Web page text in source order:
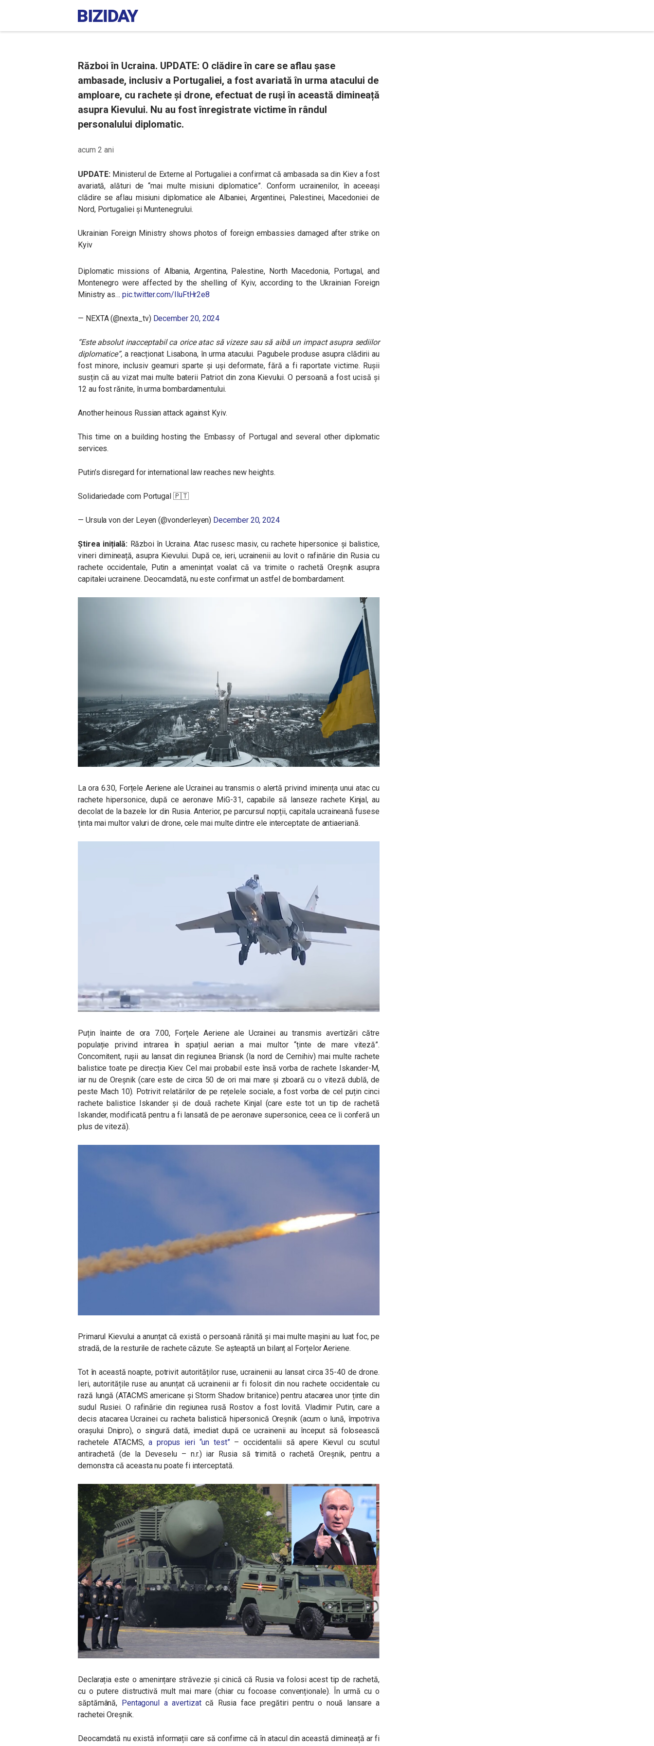
Război în Ucraina. UPDATE: O clădire în care se aflau șase
ambasade, inclusiv a Portugaliei, a fost avariată în urma atacului de
amploare, cu rachete și drone, efectuat de ruși în această dimineață
asupra Kievului. Nu au fost înregistrate victime în rândul
personalului diplomatic.
acum 2 ani
UPDATE: Ministerul de Externe al Portugaliei a confirmat că ambasada sa din Kiev a fost
avariată, alături de “mai multe misiuni diplomatice”. Conform ucrainenilor, în aceeași
clădire se aflau misiuni diplomatice ale Albaniei, Argentinei, Palestinei, Macedoniei de
Nord, Portugaliei și Muntenegrului.
Ukrainian Foreign Ministry shows photos of foreign embassies damaged after strike on
Kyiv
Diplomatic missions of Albania, Argentina, Palestine, North Macedonia, Portugal, and
Montenegro were affected by the shelling of Kyiv, according to the Ukrainian Foreign
Ministry as…pic.twitter.com/IluFtHr2e8
— NEXTA (@nexta_tv) December 20, 2024
“Este absolut inacceptabil ca orice atac să vizeze sau să aibă un impact asupra sediilor
diplomatice”, a reacționat Lisabona, în urma atacului. Pagubele produse asupra clădirii au
fost minore, inclusiv geamuri sparte și uși deformate, fără a fi raportate victime. Rușii
susțin că au vizat mai multe baterii Patriot din zona Kievului. O persoană a fost ucisă și
12 au fost rănite, în urma bombardamentului.
Another heinous Russian attack against Kyiv.
This time on a building hosting the Embassy of Portugal and several other diplomatic
services.
Putin’s disregard for international law reaches new heights.
Solidariedade com Portugal 🇵🇹
— Ursula von der Leyen (@vonderleyen) December 20, 2024
Știrea inițială: Război în Ucraina. Atac rusesc masiv, cu rachete hipersonice și balistice,
vineri dimineață, asupra Kievului. După ce, ieri, ucrainenii au lovit o rafinărie din Rusia cu
rachete occidentale, Putin a amenințat voalat că va trimite o rachetă Oreșnik asupra
capitalei ucrainene. Deocamdată, nu este confirmat un astfel de bombardament.
La ora 6.30, Forțele Aeriene ale Ucrainei au transmis o alertă privind iminența unui atac cu
rachete hipersonice, după ce aeronave MiG-31, capabile să lanseze rachete Kinjal, au
decolat de la bazele lor din Rusia. Anterior, pe parcursul nopții, capitala ucraineană fusese
ținta mai multor valuri de drone, cele mai multe dintre ele interceptate de antiaeriană.
Puțin înainte de ora 7.00, Forțele Aeriene ale Ucrainei au transmis avertizări către
populație privind intrarea în spațiul aerian a mai multor “ținte de mare viteză”.
Concomitent, rușii au lansat din regiunea Briansk (la nord de Cernihiv) mai multe rachete
balistice toate pe direcția Kiev. Cel mai probabil este însă vorba de rachete Iskander-M,
iar nu de Oreșnik (care este de circa 50 de ori mai mare și zboară cu o viteză dublă, de
peste Mach 10). Potrivit relatărilor de pe rețelele sociale, a fost vorba de cel puțin cinci
rachete balistice Iskander și de două rachete Kinjal (care este tot un tip de rachetă
Iskander, modificată pentru a fi lansată de pe aeronave supersonice, ceea ce îi conferă un
plus de viteză).
Primarul Kievului a anunțat că există o persoană rănită și mai multe mașini au luat foc, pe
stradă, de la resturile de rachete căzute. Se așteaptă un bilanț al Forțelor Aeriene.
Tot în această noapte, potrivit autorităților ruse, ucrainenii au lansat circa 35-40 de drone.
Ieri, autoritățile ruse au anunțat că ucrainenii ar fi folosit din nou rachete occidentale cu
rază lungă (ATACMS americane și Storm Shadow britanice) pentru atacarea unor ținte din
sudul Rusiei. O rafinărie din regiunea rusă Rostov a fost lovită. Vladimir Putin, care a
decis atacarea Ucrainei cu racheta balistică hipersonică Oreșnik (acum o lună, împotriva
orașului Dnipro), o singură dată, imediat după ce ucrainenii au început să folosească
rachetele ATACMS,a propus ieri “un test”– occidentalii să apere Kievul cu scutul
antirachetă (de la Deveselu – n.r.) iar Rusia să trimită o rachetă Oreșnik, pentru a
demonstra că aceasta nu poate fi interceptată.
Declarația este o amenințare străvezie și cinică că Rusia va folosi acest tip de rachetă,
cu o putere distructivă mult mai mare (chiar cu focoase convenționale). În urmă cu o
săptămână, Pentagonul a avertizatcă Rusia face pregătiri pentru o nouă lansare a
rachetei Oreșnik.
Deocamdată nu există informații care să confirme că în atacul din această dimineață ar fi